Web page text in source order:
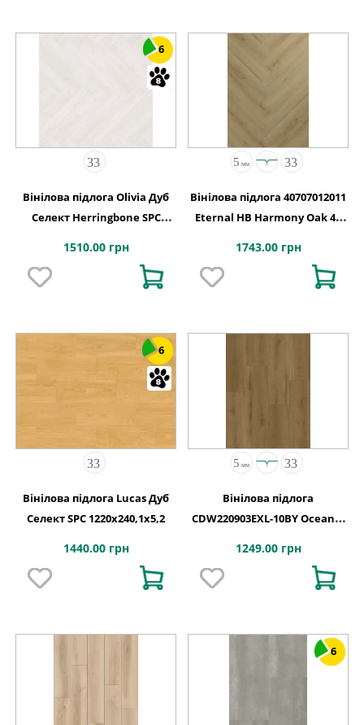
6
Вінілова підлога Olivia Дуб
Селект Herringbone SPC
1510.00 грн
Вінілова підлога 40707012011
Eternal HB Harmony Oak 4V
1743.00 грн
6
Вінілова підлога Lucas Дуб
Селект SPC 1220х240,1х5,2
1440.00 грн
Вінілова підлога
CDW220903EXL-10BY Oceania
1220x180x5
1249.00 грн
6